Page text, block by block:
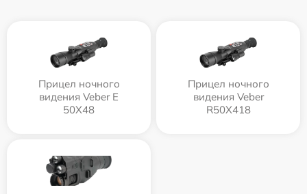
Прицел ночного
видения Veber E
50X48
Прицел ночного
видения Veber
R50X418